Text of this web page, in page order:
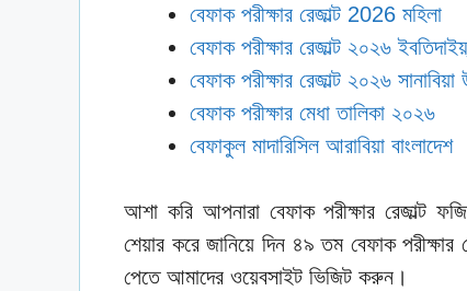
বেফাক পরীক্ষার রেজাল্ট 2026 মহিলা
বেফাক পরীক্ষার রেজাল্ট ২০২৬
বেফাক পরীক্ষার রেজাল্ট ২০২৬
বেফাক পরীক্ষার মেধা তালিকা ২০২৬
বেফাকুল মাদারিসিল আরাবিয়া বাংলাদেশ
আশা করি আপনারা বেফাক পরীক্ষার
শেয়ার করে জানিয়ে দিন ৪৯ তম বেফাক
পেতে আমাদের ওয়েবসাইট ভিজিট করুন।